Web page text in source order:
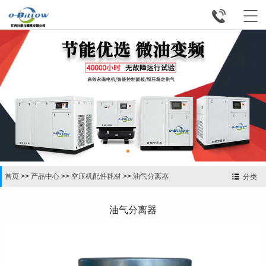


分类
首页 >> 产品中心 >> 空压机配件耗材 >> 油气分离器
油气分离器